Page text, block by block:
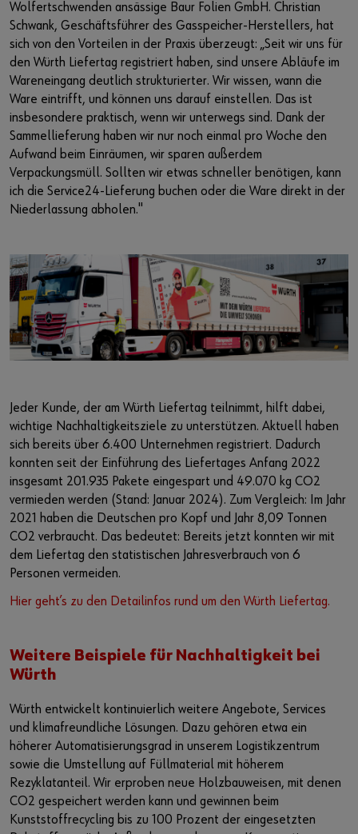
Wolfertschwenden ansässige Baur Folien GmbH. Christian
Schwank, Geschäftsführer des Gasspeicher-Herstellers, hat
sich von den Vorteilen in der Praxis überzeugt: „Seit wir uns für
den Würth Liefertag registriert haben, sind unsere Abläufe im
Wareneingang deutlich strukturierter. Wir wissen, wann die
Ware eintrifft, und können uns darauf einstellen. Das ist
insbesondere praktisch, wenn wir unterwegs sind. Dank der
Sammellieferung haben wir nur noch einmal pro Woche den
Aufwand beim Einräumen, wir sparen außerdem
Verpackungsmüll. Sollten wir etwas schneller benötigen, kann
ich die Service24-Lieferung buchen oder die Ware direkt in der
Niederlassung abholen."
Jeder Kunde, der am Würth Liefertag teilnimmt, hilft dabei,
wichtige Nachhaltigkeitsziele zu unterstützen. Aktuell haben
sich bereits über 6.400 Unternehmen registriert. Dadurch
konnten seit der Einführung des Liefertages Anfang 2022
insgesamt 201.935 Pakete eingespart und 49.070 kg CO2
vermieden werden (Stand: Januar 2024). Zum Vergleich: Im Jahr
2021 haben die Deutschen pro Kopf und Jahr 8,09 Tonnen
CO2 verbraucht. Das bedeutet: Bereits jetzt konnten wir mit
dem Liefertag den statistischen Jahresverbrauch von 6
Personen vermeiden.
Hier geht’s zu den Detailinfos rund um den Würth Liefertag.
Weitere Beispiele für Nachhaltigkeit bei
Würth
Würth entwickelt kontinuierlich weitere Angebote, Services
und klimafreundliche Lösungen. Dazu gehören etwa ein
höherer Automatisierungsgrad in unserem Logistikzentrum
sowie die Umstellung auf Füllmaterial mit höherem
Rezyklatanteil. Wir erproben neue Holzbauweisen, mit denen
CO2 gespeichert werden kann und gewinnen beim
Kunststoffrecycling bis zu 100 Prozent der eingesetzten